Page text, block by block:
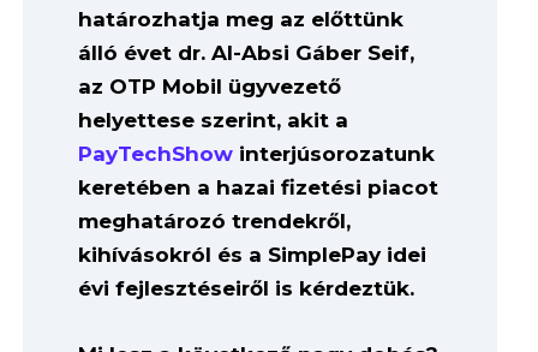
határozhatja meg az előttünk
álló évet dr. Al-Absi Gáber Seif,
az OTP Mobil ügyvezető
helyettese szerint, akit a
PayTechShow interjúsorozatunk
keretében a hazai fizetési piacot
meghatározó trendekről,
kihívásokról és a SimplePay idei
évi fejlesztéseiről is kérdeztük.